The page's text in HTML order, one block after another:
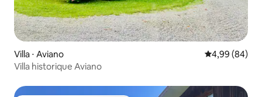
Villa ⋅ Aviano Évaluation
4,99 (84)
Villa historique Aviano